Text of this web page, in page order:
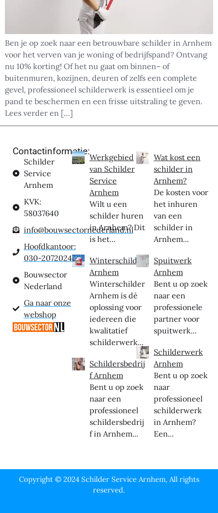
Ben je op zoek naar een betrouwbare schilder in Arnhem
voor het verven van je woning of bedrijfspand? Ontvang
nu 10% korting! Of het nu gaat om binnen– of
buitenmuren, kozijnen, deuren of zelfs een complete
gevel, professioneel schilderwerk is essentieel om je
pand te beschermen en een frisse uitstraling te geven.
Lees verder en […]
Contactinformatie:
Schilder
Service
Arnhem
KVK:
58037640
info@bouwsectornederland.nl
Hoofdkantoor:
030-2072024
Bouwsector
Nederland
Ga naar onze
webshop
Werkgebied
van Schilder
Service
Arnhem
Wilt u een
schilder huren
in Arnhem? Dit
is het...
Winterschilder
Arnhem
Winterschilder
Arnhem is dé
oplossing voor
iedereen die
kwalitatief
schilderwerk...
Schildersbedrij
f Arnhem
Bent u op zoek
naar een
professioneel
schildersbedrij
f in Arnhem...
Wat kost een
schilder in
Arnhem?
De kosten voor
het inhuren
van een
schilder in
Arnhem...
Spuitwerk
Arnhem
Bent u op zoek
naar een
professionele
partner voor
spuitwerk...
Schilderwerk
Arnhem
Bent u op zoek
naar
professioneel
schilderwerk
in Arnhem?
Een...
Copyright © 2024 Schilder Service Arnhem, All rights
reserved.